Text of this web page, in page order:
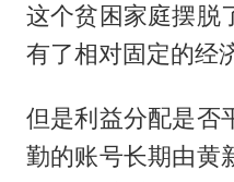
这个贫困家庭摆脱
有了相对固定的经
但是利益分配是否
勤的账号长期由黄